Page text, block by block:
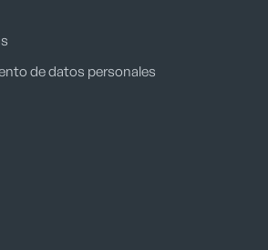
de datos personales